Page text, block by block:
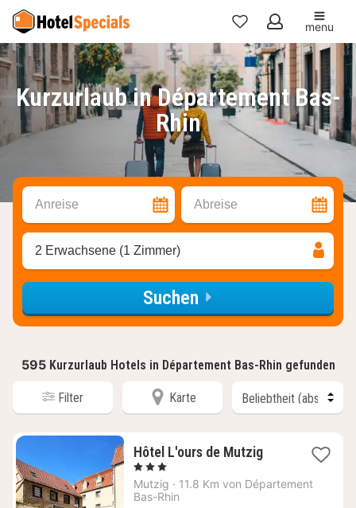
Meine
Favoriten
menu
Kurzurlaub in Département Bas-
Rhin
Anreise Abreise
2 Erwachsene (1 Zimmer)
Suchen
595 Kurzurlaub Hotels in Département Bas-Rhin gefunden
Filter Karte
Hôtel L'ours de Mutzig1
ab
, 3 Sterne
Mutzig · 11.8 Km von Département
Bas-Rhin